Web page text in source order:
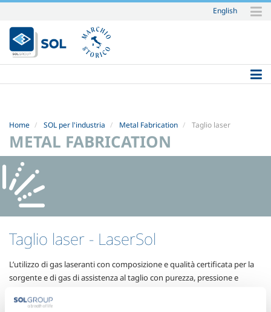
Salta
ai
contenuti.
|
alla
English
Home SOL per l'industria Metal Fabrication Taglio laser
METAL FABRICATION
Taglio laser - LaserSol
L’utilizzo di gas laseranti con composizione e qualità certificata per la
sorgente e di gas di assistenza al taglio con purezza, pressione e
taglio laser. Le combinazioni sorgente-impianto-gas sono